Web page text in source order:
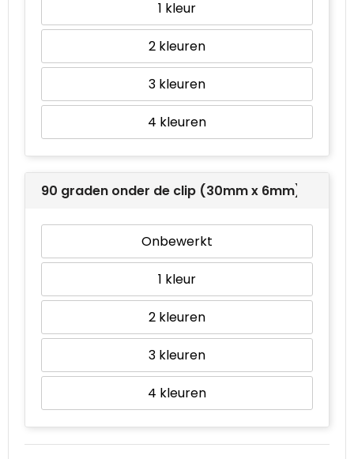
1
2
3
4
90 graden onder de clip (30mm x 6mm)
Onbewerkt
1
2
3
4